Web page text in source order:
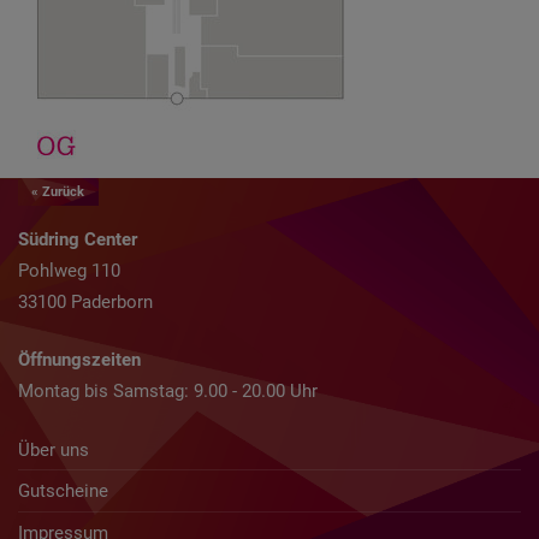
« Zurück
Südring Center
Pohlweg 110
33100 Paderborn
Öffnungszeiten
Montag bis Samstag: 9.00 - 20.00 Uhr
Über uns
Gutscheine
Impressum